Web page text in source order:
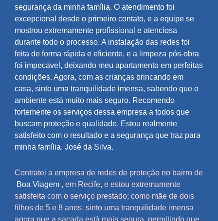
segurança da minha família. O atendimento foi
excepcional desde o primeiro contato, e a equipe se
mostrou extremamente profissional e atenciosa
durante todo o processo. A instalação das redes foi
feita de forma rápida e eficiente, e a limpeza pós-obra
foi impecável, deixando meu apartamento em perfeitas
condições. Agora, com as crianças brincando em
casa, sinto uma tranquilidade imensa, sabendo que o
ambiente está muito mais seguro. Recomendo
fortemente os serviços dessa empresa a todos que
buscam proteção e qualidade. Estou realmente
satisfeito com o resultado e a segurança que traz para
minha família. José da Silva.
Contratei a empresa de redes de proteção no bairro de
Boa Viagem , em Recife, e estou extremamente
satisfeita com o serviço prestado; como mãe de dois
filhos de 5 e 8 anos, sinto uma tranquilidade imensa
agora que a sacada está mais segura, permitindo que